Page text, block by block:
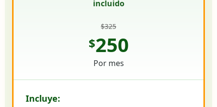
incluido
$325
$250
Por mes
Incluye: